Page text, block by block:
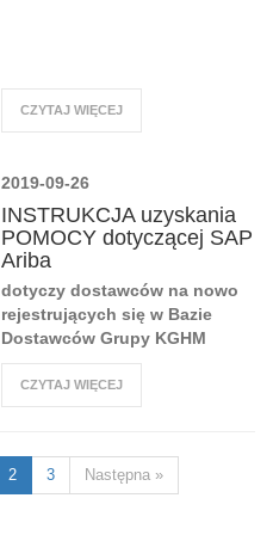
CZYTAJ WIĘCEJ
2019-09-26
INSTRUKCJA uzyskania
POMOCY dotyczącej SAP
Ariba
dotyczy dostawców na nowo
rejestrujących się w Bazie
Dostawców Grupy KGHM
CZYTAJ WIĘCEJ
2 3 Następna »